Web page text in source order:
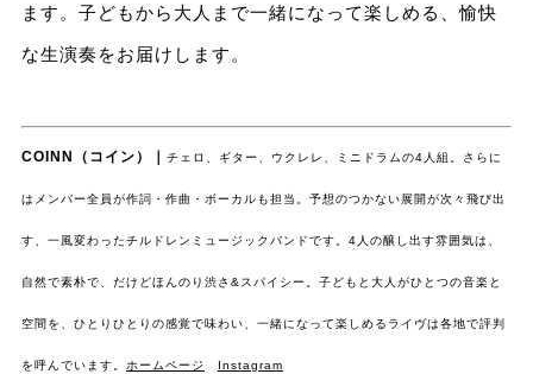
ます。子どもから大人まで一緒になって楽しめる、愉快
な生演奏をお届けします。
COINN（コイン）｜ チェロ、ギター、ウクレレ、ミニドラムの4人組。さらに
はメンバー全員が作詞・作曲・ボーカルも担当。予想のつかない展開が次々飛び出
す、一風変わったチルドレンミュージックバンドです。4人の醸し出す雰囲気は、
自然で素朴で、だけどほんのり渋さ&スパイシー。子どもと大人がひとつの音楽と
空間を、ひとりひとりの感覚で味わい、一緒になって楽しめるライヴは各地で評判
を呼んでいます。 ホームページ Instagram